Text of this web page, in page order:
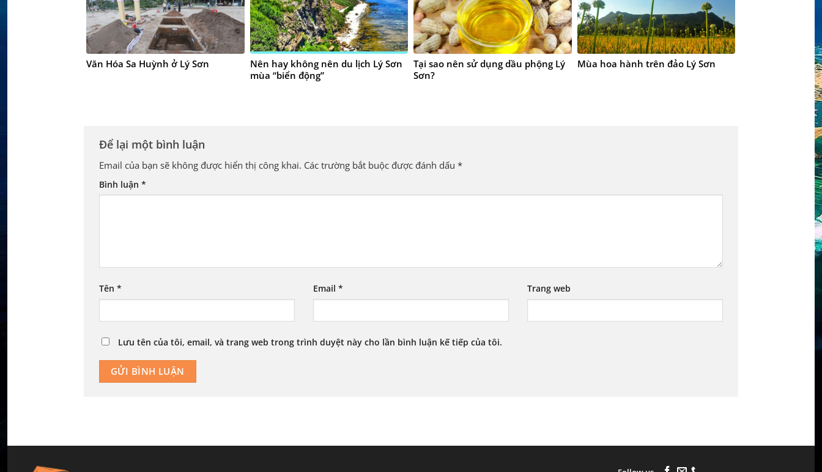
Văn Hóa Sa Huỳnh ở Lý Sơn
Nên hay không nên du lịch Lý Sơn
mùa “biển động”
Tại sao nên sử dụng dầu phộng Lý
Sơn?
Mùa hoa hành trên đảo Lý Sơn
Để lại một bình luận
Email của bạn sẽ không được hiển thị công khai. Các trường bắt buộc được đánh dấu *
Bình luận *
Tên * Email * Trang web
Lưu tên của tôi, email, và trang web trong trình duyệt này cho lần bình luận kế tiếp của tôi.